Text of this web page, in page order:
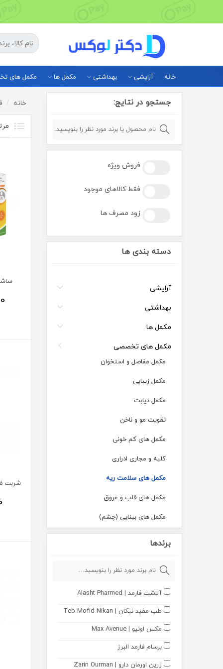
خانه آرایشی بهداشتی مکمل ها مکمل های
جستجو در نتایج:
فروش ویژه
فقط کالاهای موجود
زود مصرف ها
دسته بندی ها
آرایشی
بهداشتی
مکمل ها
مکمل های تخصصی
مکمل مفاصل و استخوان
مکمل زیبایی
مکمل دیابت
تقویت مو و ناخن
مکمل های کم خونی
کلیه و مجاری ادراری
مکمل های سلامت ریه
مکمل های قلب و عروق
مکمل های بینایی (چشم)
تقویت سیستم ایمنی بدن
سرماخوردگی و آنفلوآنزا
سلامت مغز و اعصاب
مکمل های گوارش
ضد چروک و جوانساز
مکمل های پروستات
برندها
آلاشت فارمد | Alasht Pharmed
طب مفید نیکان | Teb Mofid Nikan
مکس اونیو | Max Avenue
برسام فارمد البرز
زرین اورمان دارو | Zarin Ourman
خانه